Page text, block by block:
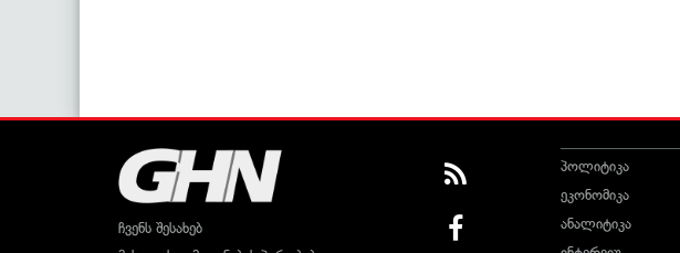
ჩვენს შესახებ
პოლიტიკა
ეკონომიკა
ანალიტიკა